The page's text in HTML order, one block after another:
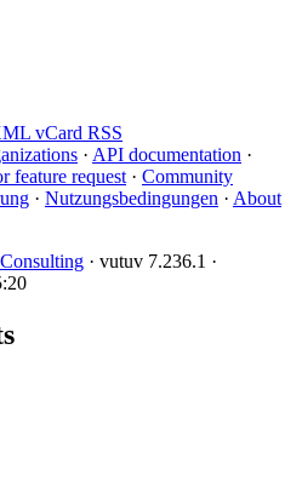
vCard RSS
· API documentation ·
feature request · Community
· Nutzungsbedingungen · About
· vutuv 7.236.1 ·